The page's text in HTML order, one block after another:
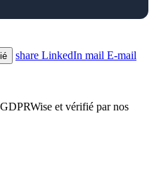
share LinkedIn mail E-mail
et vérifié par nos